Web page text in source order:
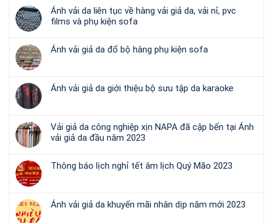
Ánh vải da liên tục về hàng vải giả da, vải nỉ, pvc
films và phụ kiện sofa
Ánh vải giả da đổ bộ hàng phụ kiện sofa
Ánh vải giả da giới thiệu bộ sưu tập da karaoke
Vải giả da công nghiệp xịn NAPA đã cập bến tại Ánh
vải giả da đầu năm 2023
Thông báo lịch nghỉ tết âm lịch Quý Mão 2023
Ánh vải giả da khuyến mãi nhân dịp năm mới 2023